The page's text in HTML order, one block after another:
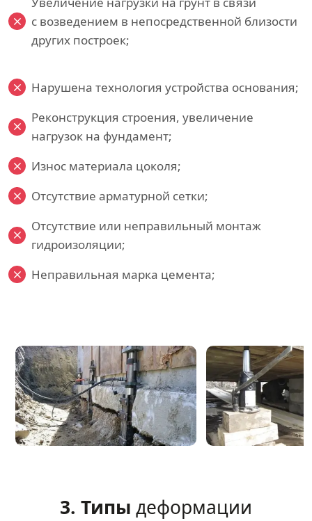
с возведением в непосредственной близости
других построек;
Нарушена технология устройства основания;
Реконструкция строения, увеличение
нагрузок на фундамент;
Износ материала цоколя;
Отсутствие арматурной сетки;
Отсутствие или неправильный монтаж
гидроизоляции;
Неправильная марка цемента;
3. Типы деформации